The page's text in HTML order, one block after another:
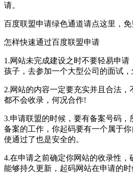
请。
百度联盟申请绿色通道请点这里，
怎样快速通过百度联盟申请
1.网站未完成建设之时不要轻易申
孩子，去参加一个大型公司的面试
2.网站的内容一定要充实并且合法
都不会收录，何况合作!
3.申请联盟的时候，要有备案号码
备案的工作，你起码要有一个属于
使通过了也是安全的。
4.在申请之前确定你网站的收录性
能够持久更新，起码网站在申请的